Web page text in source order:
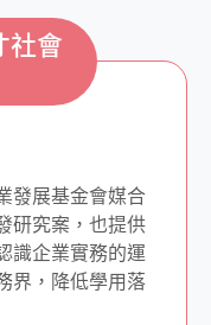
社會
發展基金會媒合
研究案，也提供
識企業實務的運
界，降低學用落